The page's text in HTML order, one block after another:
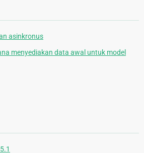
asinkronus
menyediakan data awal untuk model